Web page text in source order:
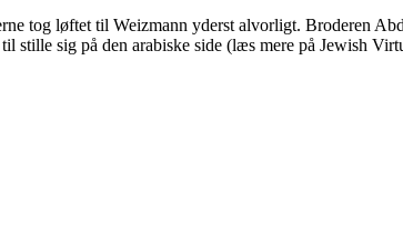
tog løftet til Weizmann yderst alvorligt. Broderen
stille sig på den arabiske side (læs mere på Jewish